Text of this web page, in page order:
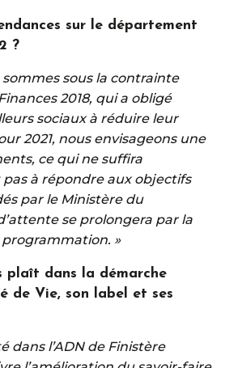
sur le département
?
sommes sous la contrainte
2018, qui a obligé
sociaux à réduire leur
2021, nous envisageons une
ce qui ne suffira
à répondre aux objectifs
par le Ministère du
se prolongera par la
»
plaît dans la démarche
de Vie, son label et ses
dans l’ADN de Finistère